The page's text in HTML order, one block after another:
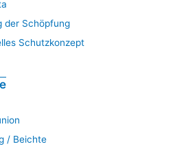
der Schöpfung
Schutzkonzept
/ Beichte